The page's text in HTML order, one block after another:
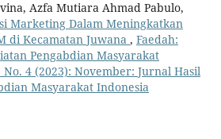
Azfa Mutiara Ahmad Pabulo,
Marketing Dalam Meningkatkan
di Kecamatan Juwana , Faedah:
Pengabdian Masyarakat
No. 4 (2023): November: Jurnal Hasil
Masyarakat Indonesia